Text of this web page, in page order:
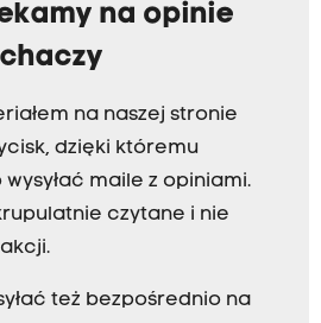
na opinie
na naszej stronie
dzięki któremu
maile z opiniami.
czytane i nie
też bezpośrednio na